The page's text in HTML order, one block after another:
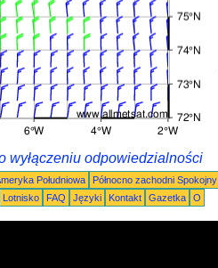
wyłączeniu odpowiedzialności
Południowa Północno zachodni Spokojny
Lotnisko FAQ Języki Kontakt Gazetka O